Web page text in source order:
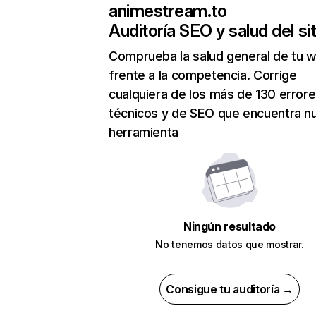
animestream.to
Auditoría SEO y salud del
Comprueba la salud general de tu
frente a la competencia. Corrige
cualquiera de los más de 130
técnicos y de SEO que encuentra
herramienta
Ningún resultado
No tenemos datos que mostrar.
Consigue tu auditoría →